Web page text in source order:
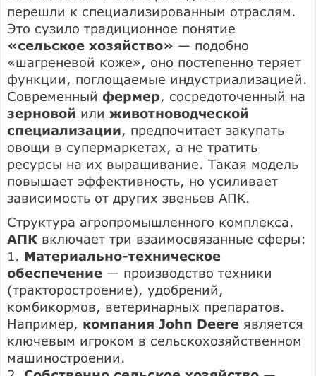
перешли к специализированным отраслям.
Это сузило традиционное понятие
«сельское хозяйство» — подобно
«шагреневой коже», оно постепенно теряет
функции, поглощаемые индустриализацией.
Современный фермер, сосредоточенный на
зерновой или животноводческой
специализации, предпочитает закупать
овощи в супермаркетах, а не тратить
ресурсы на их выращивание. Такая модель
повышает эффективность, но усиливает
зависимость от других звеньев АПК.
Структура агропромышленного комплекса.
АПК включает три взаимосвязанные сферы:
1. Материально-техническое
обеспечение — производство техники
(тракторостроение), удобрений,
комбикормов, ветеринарных препаратов.
Например, компания John Deere является
ключевым игроком в сельскохозяйственном
машиностроении.